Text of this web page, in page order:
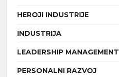
HEROJI INDUSTRIJE
INDUSTRIJA
LEADERSHIP MANAGEMENT
PERSONALNI RAZVOJ